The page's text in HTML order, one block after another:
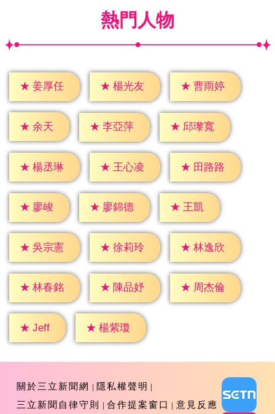
熱門人物
★ 姜厚任 ★ 楊光友 ★ 曹雨婷
★ 余天 ★ 李亞萍 ★ 邱瓈寬
★ 楊丞琳 ★ 王心凌 ★ 田路路
★ 廖峻 ★ 廖錦德 ★ 王凱
★ 吳宗憲 ★ 徐莉玲 ★ 林逸欣
★ 林春銘 ★ 陳品妤 ★ 周杰倫
★ Jeff ★ 楊紫瓊
關於三立新聞網
隱私權聲明
三立新聞自律守則
合作提案窗口 意見反應